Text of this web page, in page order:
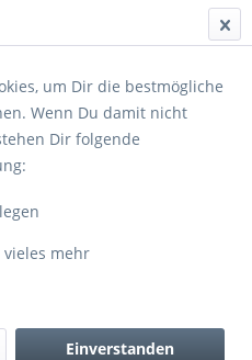
um Dir die bestmögliche
Wenn Du damit nicht
Dir folgende
mehr
Einverstanden